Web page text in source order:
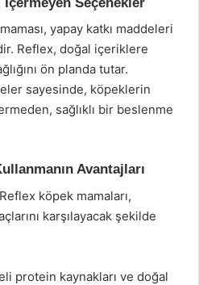
yapay katkı maddeleri
Reflex, doğal içeriklere
ön planda tutar.
sayesinde, köpeklerin
sağlıklı bir beslenme
Avantajları
köpek mamaları,
karşılayacak şekilde
protein kaynakları ve doğal